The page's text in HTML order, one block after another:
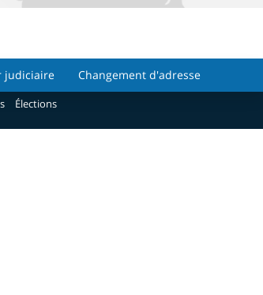
judiciaire Changement d'adresse
Élections